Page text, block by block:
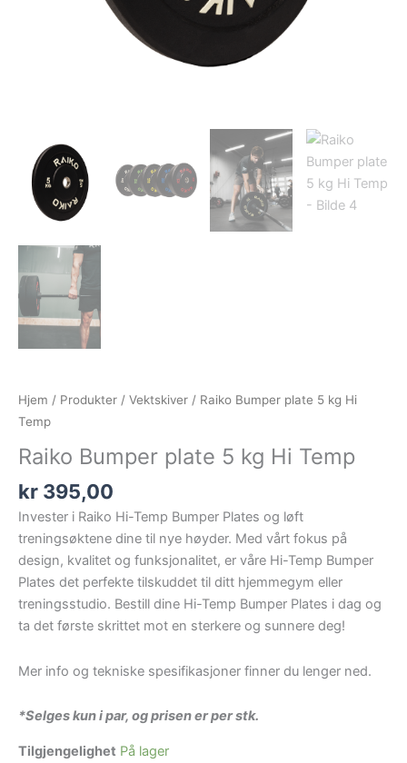
Hjem / Produkter / Vektskiver / Raiko Bumper plate 5 kg Hi
Temp
Raiko Bumper plate 5 kg Hi Temp
kr 395,00
Invester i Raiko Hi-Temp Bumper Plates og løft
treningsøktene dine til nye høyder. Med vårt fokus på
design, kvalitet og funksjonalitet, er våre Hi-Temp Bumper
Plates det perfekte tilskuddet til ditt hjemmegym eller
treningsstudio. Bestill dine Hi-Temp Bumper Plates i dag og
ta det første skrittet mot en sterkere og sunnere deg!
Mer info og tekniske spesifikasjoner finner du lenger ned.
*Selges kun i par, og prisen er per stk.
Tilgjengelighet På lager